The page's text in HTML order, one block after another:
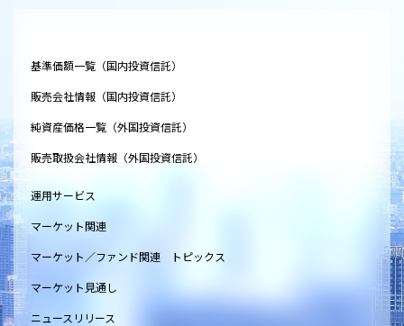
基準価額一覧（国内投資信託）
販売会社情報（国内投資信託）
純資産価格一覧（外国投資信託）
販売取扱会社情報（外国投資信託）
運用サービス
マーケット関連
マーケット／ファンド関連 トピックス
マーケット見通し
ニュースリリース